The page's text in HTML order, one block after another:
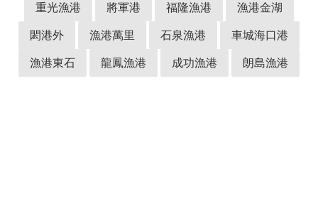
重光漁港
將軍港 福隆漁港
漁港金湖
閎港外
漁港萬里 石泉漁港
車城海口港
漁港東石
龍鳳漁港 成功漁港 朗島漁港